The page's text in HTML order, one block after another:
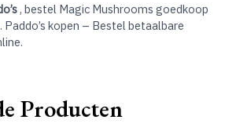
, bestel Magic Mushrooms goedkoop
kopen – Bestel betaalbare
Producten